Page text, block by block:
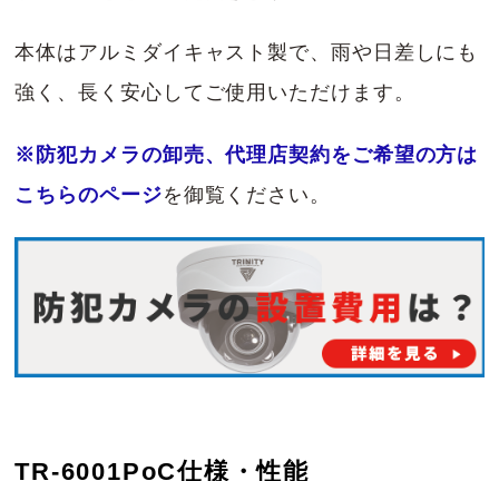
本体はアルミダイキャスト製で、雨や日差しにも
強く、長く安心してご使用いただけます。
※防犯カメラの卸売、代理店契約をご希望の方は
こちらのページを御覧ください。
TR-6001PoC仕様・性能